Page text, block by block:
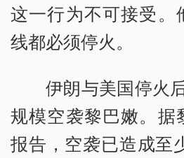
这一行为不可接受。
线都必须停火。
伊朗与美国停火
规模空袭黎巴嫩。据
报告，空袭已造成至